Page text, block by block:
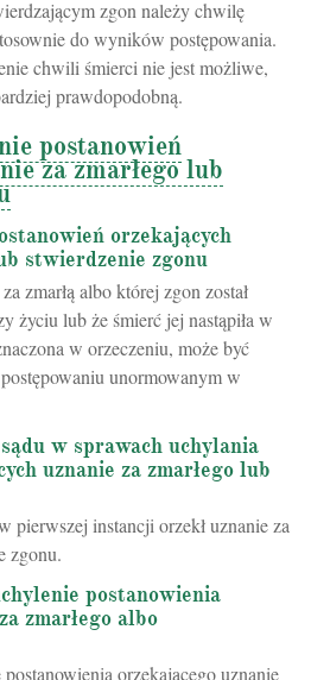
zgon należy chwilę
do wyników postępowania.
chwili śmierci nie jest możliwe,
prawdopodobną.
postanowień
za zmarłego lub
orzekających
stwierdzenie zgonu
zmarłą albo której zgon został
życiu lub że śmierć jej nastąpiła w
w orzeczeniu, może być
unormowanym w
w sprawach uchylania
uznanie za zmarłego lub
pierwszej instancji orzekł uznanie za
zgonu.
postanowienia
zmarłego albo
orzekającego uznanie